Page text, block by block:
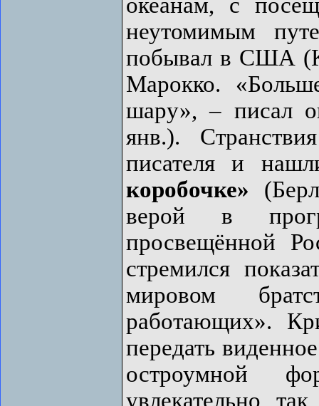
неутомимым
побывал в США
Марокко.
шару», – писал
янв.).
писателя и
коробочке»
верой в
просвещённой
стремился
мировом
работающих».
передать
остроумной
увлекательно,